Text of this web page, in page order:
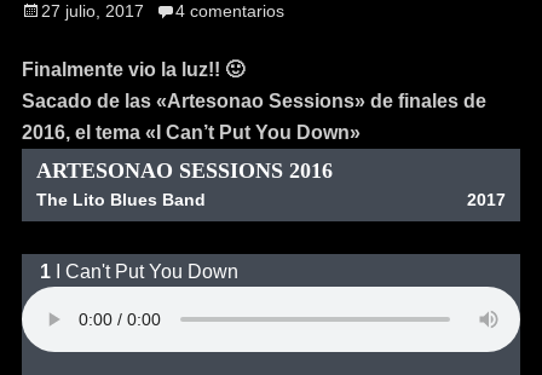
27 julio, 2017 4 comentarios
Finalmente vio la luz!! 🙂
Sacado de las «Artesonao Sessions» de finales de
2016, el tema «I Can’t Put You Down»
ARTESONAO SESSIONS 2016
The Lito Blues Band 2017
I Can't Put You Down